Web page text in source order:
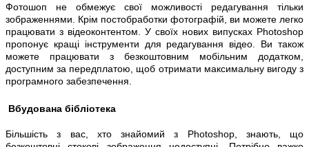
Фотошоп не обмежує свої можливості редагування тільки
зображеннями. Крім постобработки фотографій, ви можете легко
працювати з відеоконтентом. У своїх нових випусках Photoshop
пропонує кращі інструменти для редагування відео. Ви також
можете працювати з безкоштовним мобільним додатком,
доступним за передплатою, щоб отримати максимальну вигоду з
програмного забезпечення.
Вбудована бібліотека
Більшість з вас, хто знайомий з Photoshop, знають, що